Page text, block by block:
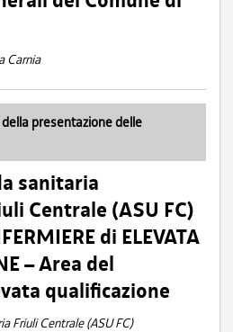
Carnia
presentazione delle
sanitaria
Centrale (ASU FC)
di ELEVATA
– Area del
qualificazione
Friuli Centrale (ASU FC)